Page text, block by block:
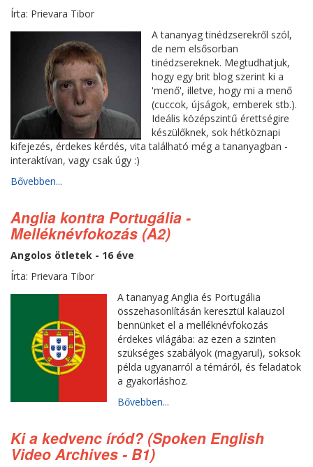
Írta: Prievara Tibor
A tananyag tinédzserekről szól,
de nem elsősorban
tinédzsereknek. Megtudhatjuk,
hogy egy brit blog szerint ki a
'menő', illetve, hogy mi a menő
(cuccok, újságok, emberek stb.).
Ideális középszintű érettségire
készülőknek, sok hétköznapi
kifejezés, érdekes kérdés, vita található még a tananyagban -
interaktívan, vagy csak úgy :)
Bővebben...
Anglia kontra Portugália -
Melléknévfokozás (A2)
Angolos ötletek - 16 éve
Írta: Prievara Tibor
A tananyag Anglia és Portugália
összehasonlításán keresztül kalauzol
bennünket el a melléknévfokozás
érdekes világába: az ezen a szinten
szükséges szabályok (magyarul), soksok
példa ugyanarról a témáról, és feladatok
a gyakorláshoz.
Bővebben...
Ki a kedvenc íród? (Spoken English
Video Archives - B1)